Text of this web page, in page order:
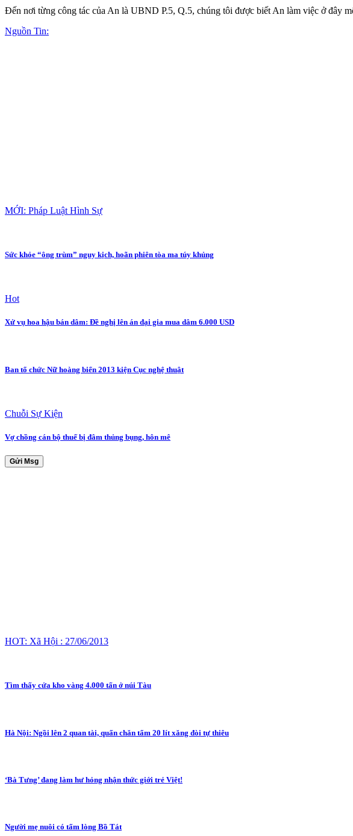
Đến nơi từng công tác của An là UBND P.5, Q.5, chúng tôi được biết An làm việc ở đây
Nguồn Tin:
MỚI: Pháp Luật Hình Sự
Sức khỏe “ông trùm” nguy kịch, hoãn phiên tòa ma túy khủng
Hot
Xử vụ hoa hậu bán dâm: Đề nghị lên án đại gia mua dâm 6.000 USD
Ban tổ chức Nữ hoàng biển 2013 kiện Cục nghệ thuật
Chuỗi Sự Kiện
Vợ chồng cán bộ thuế bị đâm thủng bụng, hôn mê
Gửi Msg
HOT: Xã Hội : 27/06/2013
Tìm thấy cửa kho vàng 4.000 tấn ở núi Tàu
Hà Nội: Ngồi lên 2 quan tài, quấn chăn tẩm 20 lít xăng đòi tự thiêu
‘Bà Tưng’ đang làm hư hỏng nhận thức giới trẻ Việt!
Người mẹ nuôi có tấm lòng Bồ Tát